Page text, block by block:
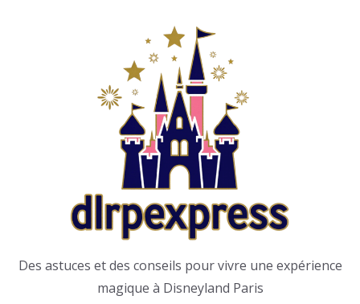
Des astuces et des conseils pour vivre une expérience
magique à Disneyland Paris